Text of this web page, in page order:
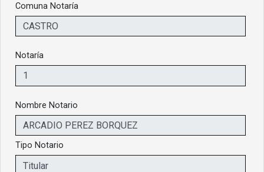
Comuna Notaría
Notaría
Nombre Notario
Tipo Notario